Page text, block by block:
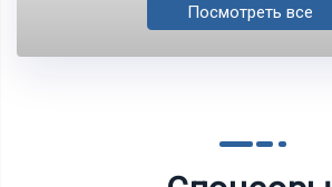
Посмотреть все